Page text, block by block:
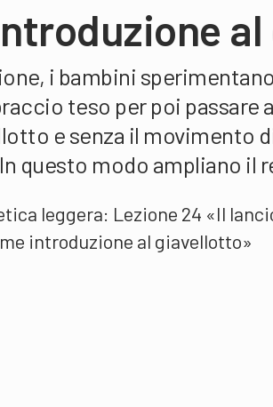
i bambini
teso per poi passare
e senza il movimento
questo modo ampliano il
leggera: Lezione 24 «Il
introduzione al giavellotto»